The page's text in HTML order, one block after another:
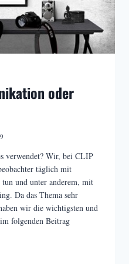
oder
verwendet? Wir, bei CLIP
täglich mit
und unter anderem, mit
Da das Thema sehr
wir die wichtigsten und
folgenden Beitrag